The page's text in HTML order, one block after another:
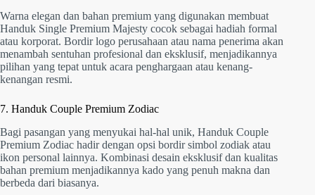
Warna elegan dan bahan premium yang digunakan membuat
Handuk Single Premium Majesty cocok sebagai hadiah formal
atau korporat. Bordir logo perusahaan atau nama penerima akan
menambah sentuhan profesional dan eksklusif, menjadikannya
pilihan yang tepat untuk acara penghargaan atau kenang-
kenangan resmi.
7. Handuk Couple Premium Zodiac
Bagi pasangan yang menyukai hal-hal unik, Handuk Couple
Premium Zodiac hadir dengan opsi bordir simbol zodiak atau
ikon personal lainnya. Kombinasi desain eksklusif dan kualitas
bahan premium menjadikannya kado yang penuh makna dan
berbeda dari biasanya.